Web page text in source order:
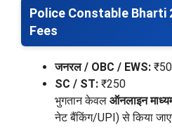
Police Constable Bharti
Fees
जनरल / OBC / EWS:
SC / ST: ₹250
भुगतान केवल ऑनलाइन
नेट बैंकिंग/UPI) से किया